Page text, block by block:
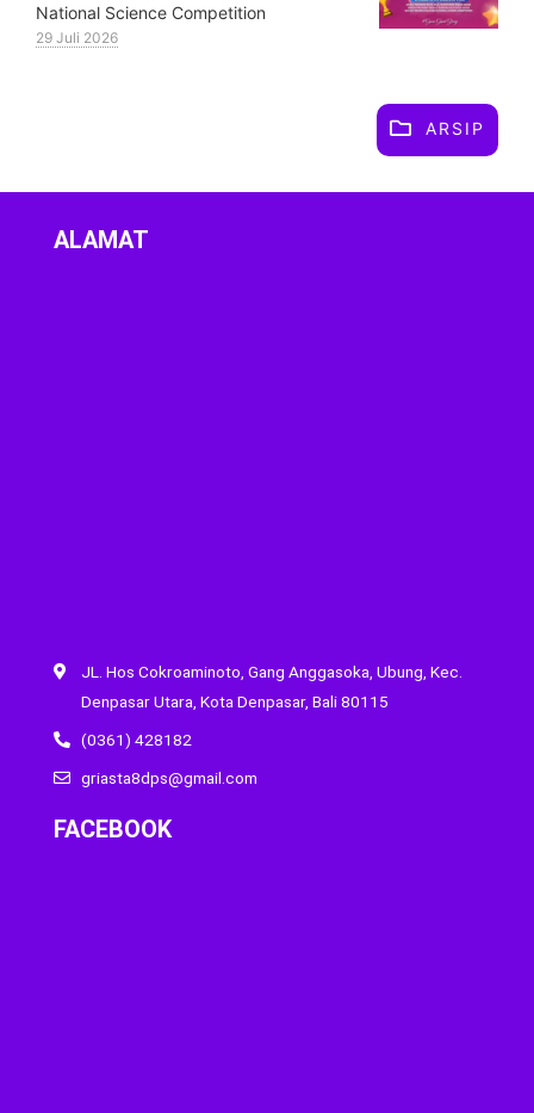
National Science Competition
29 Juli 2026
ARSIP
ALAMAT
JL. Hos Cokroaminoto, Gang Anggasoka, Ubung, Kec.
Denpasar Utara, Kota Denpasar, Bali 80115
(0361) 428182
griasta8dps@gmail.com
FACEBOOK